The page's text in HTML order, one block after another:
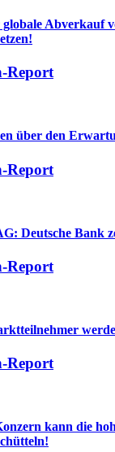
Abverkauf
Report
über den
Report
Deutsche Bank
Report
Report
kann die